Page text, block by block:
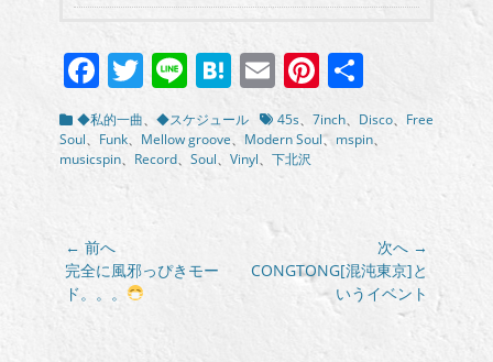
Facebook
Twitter
LineHatena
EmailPinterest
有
カ
テ
ゴ
◆私的一曲、 ◆スケジュール タ
グ
45s、 7inch、 Disco、 Free
Soul、 Funk、 Mellow groove、 Modern Soul、 mspin、
musicspin、 Record、 Soul、 Vinyl、 下北沢
投
稿
ナ
← 前へ
前
の
完全に風邪っぴきモー
ド。。。
次へ →
次
CONGTONG[混沌東京]と
いうイベント